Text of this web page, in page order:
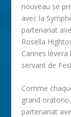
nouveau se
avec la
partenariat
Rosella
Cannes
servant de
Comme
grand
partenariat